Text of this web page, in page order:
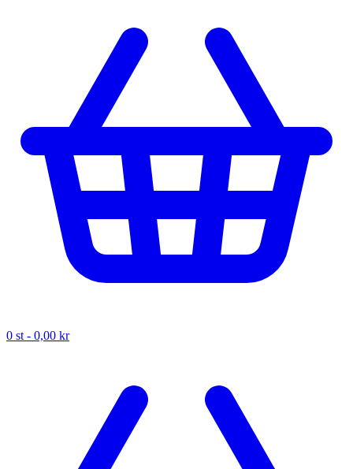
0 st - 0,00 kr